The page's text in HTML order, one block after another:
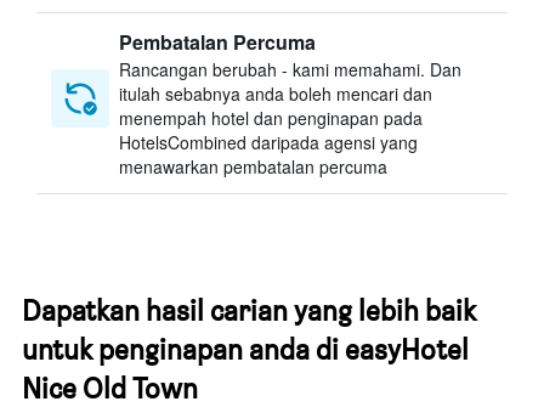
Pembatalan Percuma
Rancangan berubah - kami memahami. Dan
itulah sebabnya anda boleh mencari dan
menempah hotel dan penginapan pada
HotelsCombined daripada agensi yang
menawarkan pembatalan percuma
Dapatkan hasil carian yang lebih baik
untuk penginapan anda di easyHotel
Nice Old Town